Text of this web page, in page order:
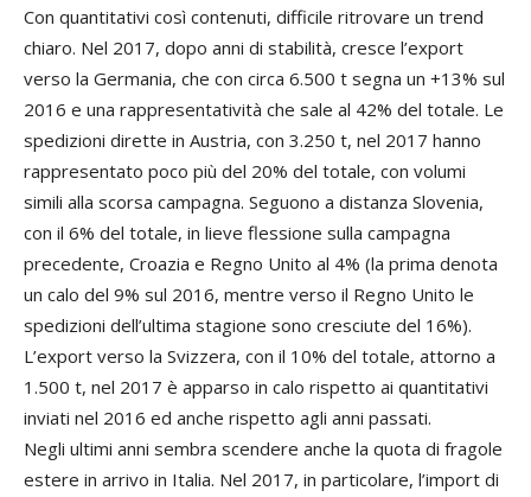
Con quantitativi così contenuti, difficile ritrovare un trend
chiaro. Nel 2017, dopo anni di stabilità, cresce l’export
verso la Germania, che con circa 6.500 t segna un +13% sul
2016 e una rappresentatività che sale al 42% del totale. Le
spedizioni dirette in Austria, con 3.250 t, nel 2017 hanno
rappresentato poco più del 20% del totale, con volumi
simili alla scorsa campagna. Seguono a distanza Slovenia,
con il 6% del totale, in lieve flessione sulla campagna
precedente, Croazia e Regno Unito al 4% (la prima denota
un calo del 9% sul 2016, mentre verso il Regno Unito le
spedizioni dell’ultima stagione sono cresciute del 16%).
L’export verso la Svizzera, con il 10% del totale, attorno a
1.500 t, nel 2017 è apparso in calo rispetto ai quantitativi
inviati nel 2016 ed anche rispetto agli anni passati.
Negli ultimi anni sembra scendere anche la quota di fragole
estere in arrivo in Italia. Nel 2017, in particolare, l’import di